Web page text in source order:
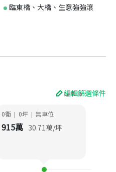
臨東橋、大橋、生意強強滾
編輯篩選條件
0衛 | 0坪 | 無車位
915萬 30.71萬/坪